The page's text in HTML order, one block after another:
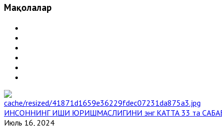
Мақолалар
ИНСОННИНГ ИШИ ЮРИШМАСЛИГИНИ энг КАТТА 33 та
Июль 16, 2024